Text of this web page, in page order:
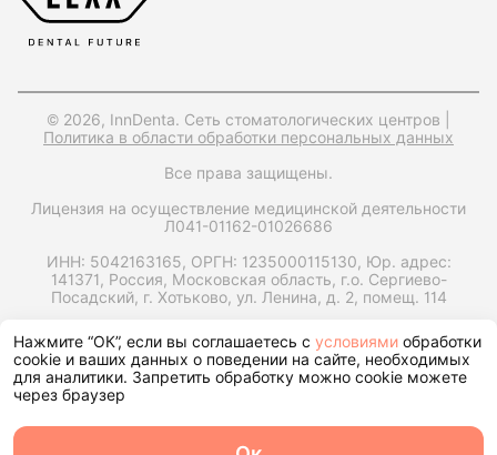
© 2026, InnDenta. Сеть стоматологических центров |
Политика в области обработки персональных данных
Все права защищены.
Лицензия на осуществление медицинской деятельности
Л041-01162-01026686
ИНН: 5042163165, ОРГН: 1235000115130, Юр. адрес:
141371, Россия, Московская область, г.о. Сергиево-
Посадский, г. Хотьково, ул. Ленина, д. 2, помещ. 114
Запрос справки на налоговый вычет
Нажмите “ОК”, если вы соглашаетесь с условиями обработки
cookie и ваших данных о поведении на сайте, необходимых
для аналитики. Запретить обработку можно cookie можете
через браузер